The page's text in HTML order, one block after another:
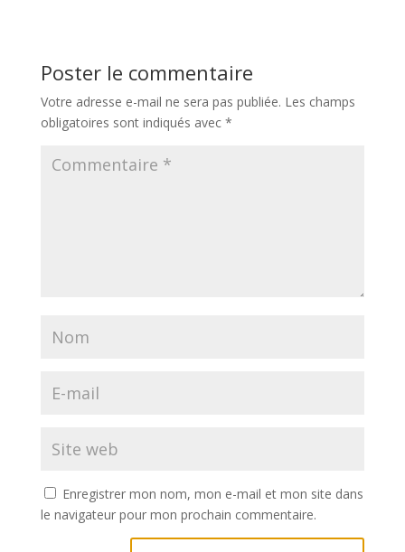
Poster le commentaire
Votre adresse e-mail ne sera pas publiée. Les champs
obligatoires sont indiqués avec *
Enregistrer mon nom, mon e-mail et mon site dans
le navigateur pour mon prochain commentaire.